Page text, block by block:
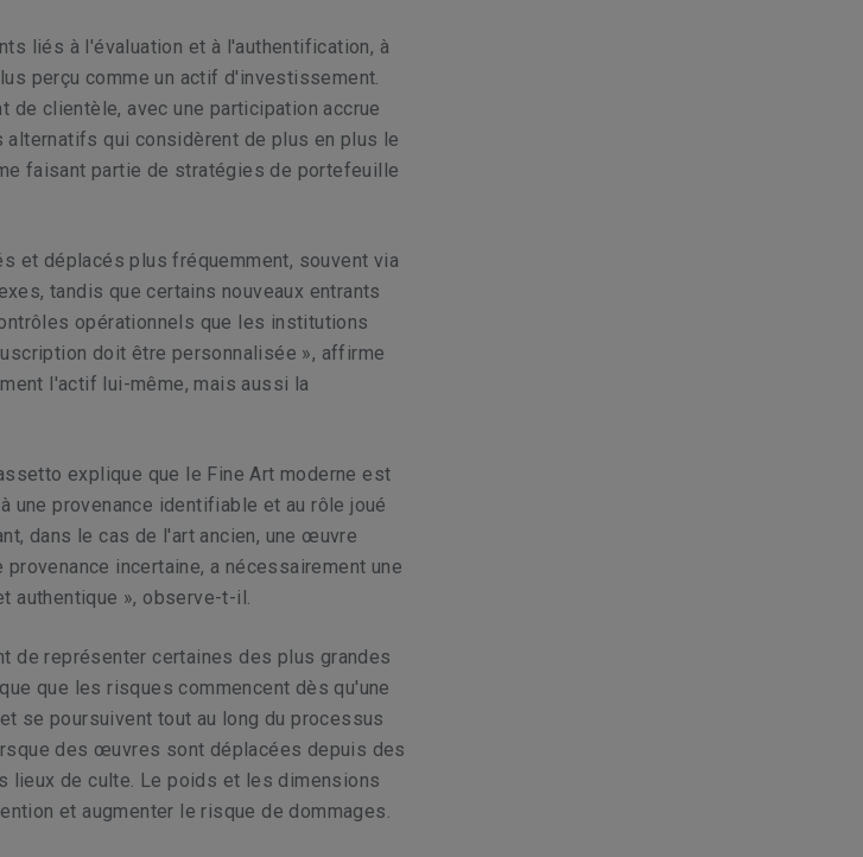
liés à l'évaluation et à l'authentification, à
perçu comme un actif d'investissement.
de clientèle, avec une participation accrue
qui considèrent de plus en plus le
faisant partie de stratégies de portefeuille
et déplacés plus fréquemment, souvent via
tandis que certains nouveaux entrants
opérationnels que les institutions
doit être personnalisée », affirme
l'actif lui-même, mais aussi la
explique que le Fine Art moderne est
une provenance identifiable et au rôle joué
dans le cas de l'art ancien, une œuvre
incertaine, a nécessairement une
authentique », observe-t-il.
de représenter certaines des plus grandes
que les risques commencent dès qu'une
se poursuivent tout au long du processus
des œuvres sont déplacées depuis des
lieux de culte. Le poids et les dimensions
et augmenter le risque de dommages.